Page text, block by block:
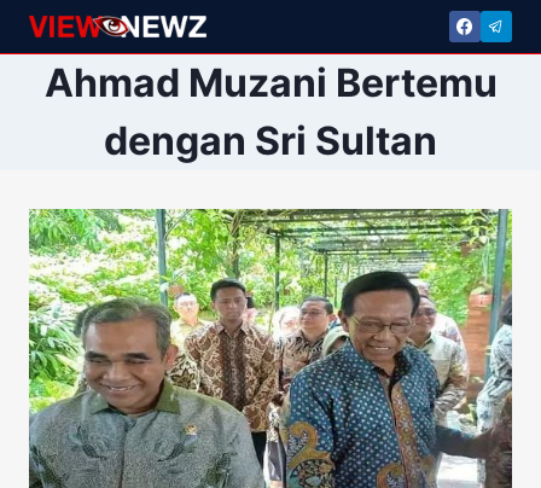
Skip
to
contentAhmad Muzani Bertemu
dengan Sri Sultan